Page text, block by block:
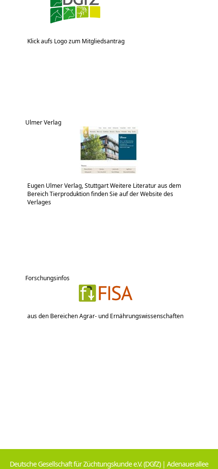
Klick aufs Logo zum Mitgliedsantrag
Ulmer Verlag
Eugen Ulmer Verlag, Stuttgart Weitere Literatur aus dem
Bereich Tierproduktion finden Sie auf der Website des
Verlages
Forschungsinfos
aus den Bereichen Agrar- und Ernährungswissenschaften
Deutsche Gesellschaft für Züchtungskunde e.V. (DGfZ) | Adenauerallee